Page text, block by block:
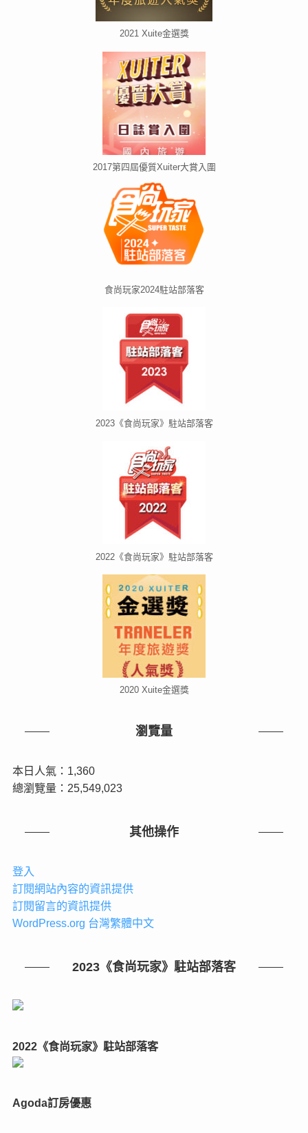
2021 Xuite金選獎
2017第四屆優質Xuiter大賞入圍
食尚玩家2024駐站部落客
2023《食尚玩家》駐站部落客
2022《食尚玩家》駐站部落客
2020 Xuite金選獎
瀏覽量
本日人氣：1,360
總瀏覽量：25,549,023
其他操作
登入
訂閱網站內容的資訊提供
訂閱留言的資訊提供
WordPress.org 台灣繁體中文
2023《食尚玩家》駐站部落客
2022《食尚玩家》駐站部落客
Agoda訂房優惠